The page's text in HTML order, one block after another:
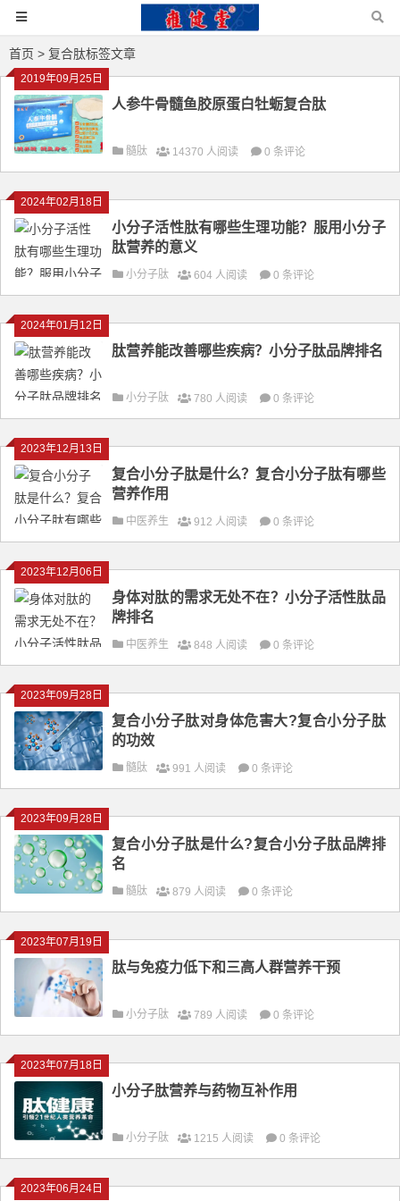
首页 > 复合肽标签文章
2019年09月25日
人参牛骨髓鱼胶原蛋白牡蛎复合肽
髓肽 14370 人阅读 0 条评论
2024年02月18日
小分子活性肽有哪些生理功能？服用小分子
肽营养的意义
小分子肽 604 人阅读 0 条评论
2024年01月12日
肽营养能改善哪些疾病？小分子肽品牌排名
小分子肽 780 人阅读 0 条评论
2023年12月13日
复合小分子肽是什么？复合小分子肽有哪些
营养作用
中医养生 912 人阅读 0 条评论
2023年12月06日
身体对肽的需求无处不在？小分子活性肽品
牌排名
中医养生 848 人阅读 0 条评论
2023年09月28日
复合小分子肽对身体危害大?复合小分子肽
的功效
髓肽 991 人阅读 0 条评论
2023年09月28日
复合小分子肽是什么?复合小分子肽品牌排
名
髓肽 879 人阅读 0 条评论
2023年07月19日
肽与免疫力低下和三高人群营养干预
小分子肽 789 人阅读 0 条评论
2023年07月18日
小分子肽营养与药物互补作用
小分子肽 1215 人阅读 0 条评论
2023年06月24日